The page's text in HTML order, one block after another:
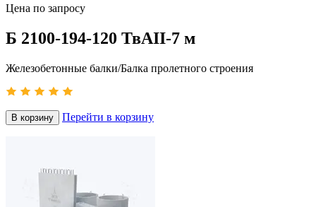
Цена по запросу
Б 2100-194-120 ТвАII-7 м
Железобетонные балки/Балка пролетного строения
В корзину Перейти в корзину